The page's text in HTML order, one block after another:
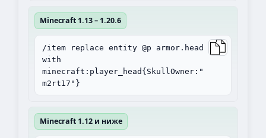
Minecraft 1.13 – 1.20.6
/item replace entity @p armor.head
with
minecraft:player_head{SkullOwner:"
m2rt17"}
Minecraft 1.12 и ниже